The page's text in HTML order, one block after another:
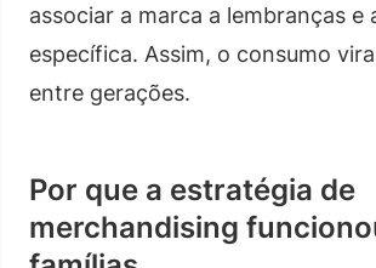
associar a marca a lembranças e
específica. Assim, o consumo
entre gerações.
Por que a estratégia de
merchandising